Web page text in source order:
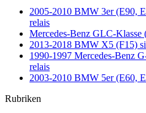
2005-2010 BMW 3er (E90,
relais
Mercedes-Benz GLC-Klasse
2013-2018 BMW X5 (F15)
1990-1997 Mercedes-Benz
relais
2003-2010 BMW 5er (E60,
Rubriken